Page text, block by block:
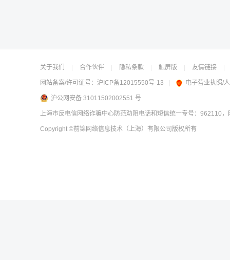
关于我们 合作伙伴 隐私条款 触屏版 友情链接
网站备案/许可证号： 沪ICP备12015550号-13 电子营业执照/
沪公网安备 31011502002551 号
上海市反电信网络诈骗中心防范劝阻电话和短信统一专号：962110
Copyright ©前锦网络信息技术（上海）有限公司 版权所有